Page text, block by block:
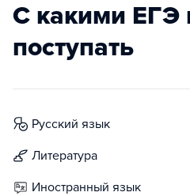
С какими ЕГЭ
поступать
русский язык
литература
иностранный язык